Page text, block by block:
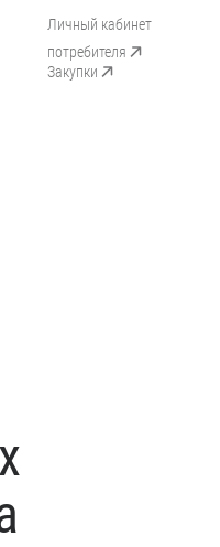
Личный кабинет
потребителя
Закупки